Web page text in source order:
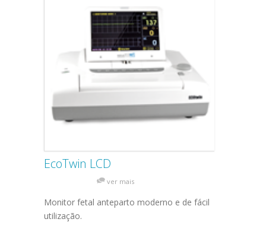
EcoTwin LCD
ver mais
Monitor fetal anteparto moderno e de fácil
utilização.